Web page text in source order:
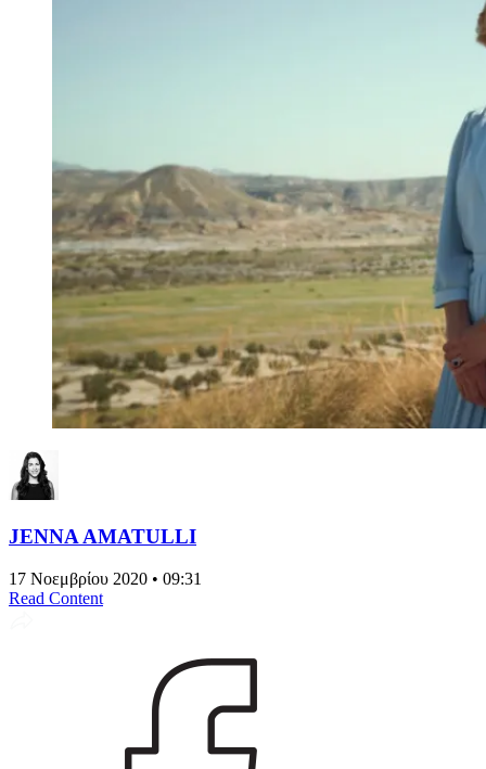
JENNA AMATULLI
17 Νοεμβρίου 2020 • 09:31
Read Content